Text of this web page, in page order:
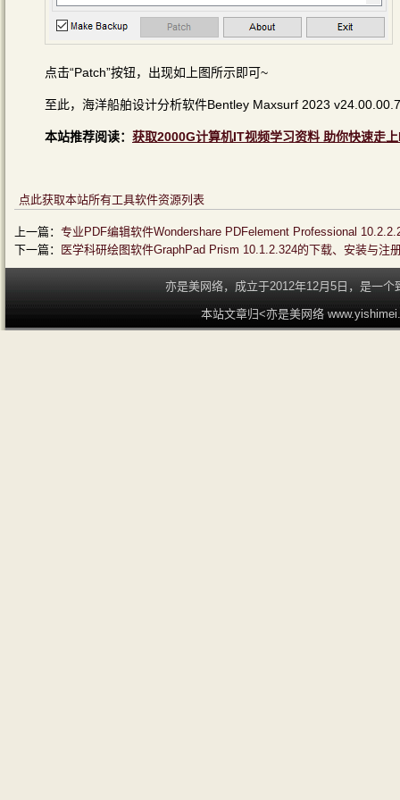
点击“Patch”按钮，出现如上图所示即可~
至此，海洋船舶设计分析软件Bentley Maxsurf 2023
本站推荐阅读： 获取2000G计算机IT视频学习资料 助你快速走
点此获取本站所有工具软件资源列表
上一篇： 专业PDF编辑软件Wondershare PDFelement Professional
下一篇：
医学科研绘图软件GraphPad Prism 10.1.2.324的下载、安装与注
亦是美网络，成立于2012年12月5日，是一
本站文章归<亦是美网络